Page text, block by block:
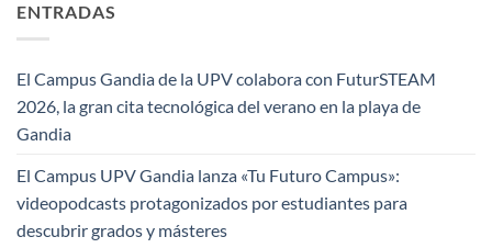
ENTRADAS
El Campus Gandia de la UPV colabora con FuturSTEAM
2026, la gran cita tecnológica del verano en la playa de
Gandia
El Campus UPV Gandia lanza «Tu Futuro Campus»:
videopodcasts protagonizados por estudiantes para
descubrir grados y másteres